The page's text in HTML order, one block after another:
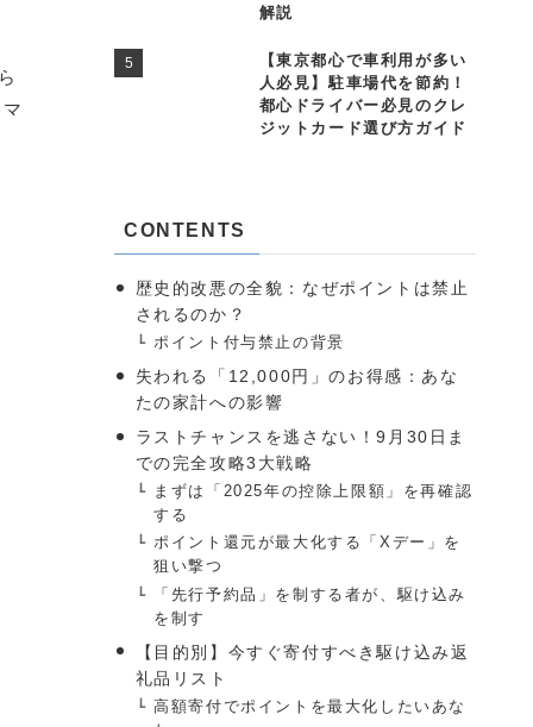
解説
【東京都心で車利用が多い
人必見】駐車場代を節約！
都心ドライバー必見のクレ
ジットカード選び方ガイド
CONTENTS
歴史的改悪の全貌：なぜポイントは禁止
されるのか？
ポイント付与禁止の背景
失われる「12,000円」のお得感：あな
たの家計への影響
ラストチャンスを逃さない！9月30日ま
での完全攻略3大戦略
まずは「2025年の控除上限額」を再確認
する
ポイント還元が最大化する「Xデー」を
狙い撃つ
「先行予約品」を制する者が、駆け込み
を制す
【目的別】今すぐ寄付すべき駆け込み返
礼品リスト
高額寄付でポイントを最大化したいあな